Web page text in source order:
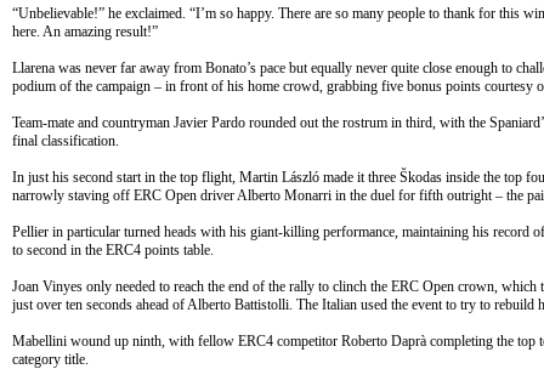
“Unbelievable!” he exclaimed. “I’m so happy. There are so many people to thank for this
here. An amazing result!”
Llarena was never far away from Bonato’s pace but equally never quite close enough to
podium of the campaign – in front of his home crowd, grabbing five bonus points courtesy
Team-mate and countryman Javier Pardo rounded out the rostrum in third, with the
final classification.
In just his second start in the top flight, Martin László made it three Škodas inside the top
narrowly staving off ERC Open driver Alberto Monarri in the duel for fifth outright – the
Pellier in particular turned heads with his giant-killing performance, maintaining his record
to second in the ERC4 points table.
Joan Vinyes only needed to reach the end of the rally to clinch the ERC Open crown,
just over ten seconds ahead of Alberto Battistolli. The Italian used the event to try to
Mabellini wound up ninth, with fellow ERC4 competitor Roberto Daprà completing the top
category title.